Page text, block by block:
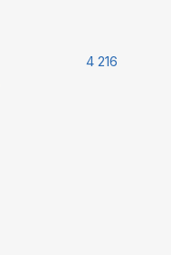
4 216